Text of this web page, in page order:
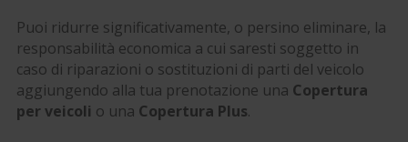
Puoi ridurre significativamente, o persino eliminare, la
responsabilità economica a cui saresti soggetto in
caso di riparazioni o sostituzioni di parti del veicolo
aggiungendo alla tua prenotazione una Copertura
per veicoli o una Copertura Plus.